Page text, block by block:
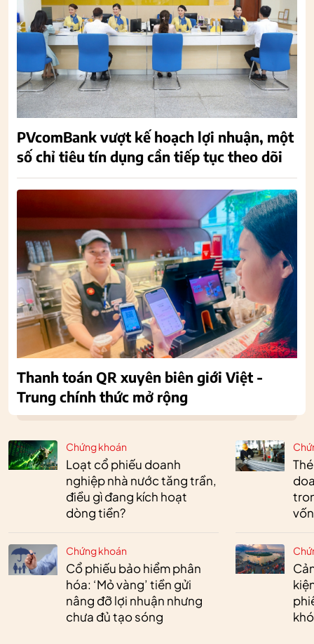
Chứng khoán
Loạt cổ phiếu doanh
nghiệp nhà nước tăng trần,
điều gì đang kích hoạt
dòng tiền?
Chứng khoán
Cổ phiếu bảo hiểm phân
hóa: ‘Mỏ vàng’ tiền gửi
nâng đỡ lợi nhuận nhưng
chưa đủ tạo sóng
vốn
PVcomBank vượt kế hoạch lợi nhuận, một
số chỉ tiêu tín dụng cần tiếp tục theo dõi
Thanh toán QR xuyên biên giới Việt -
Trung chính thức mở rộng